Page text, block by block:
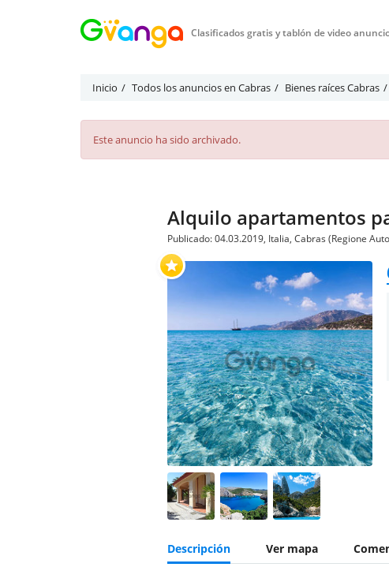
Clasificados gratis y tablón de video
Inicio Todos los anuncios en Cabras Bienes raíces Cabras
Este anuncio ha sido archivado.
Alquilo apartamentos
Publicado: 04.03.2019, Italia, Cabras (Regione
Descripción Ver mapa